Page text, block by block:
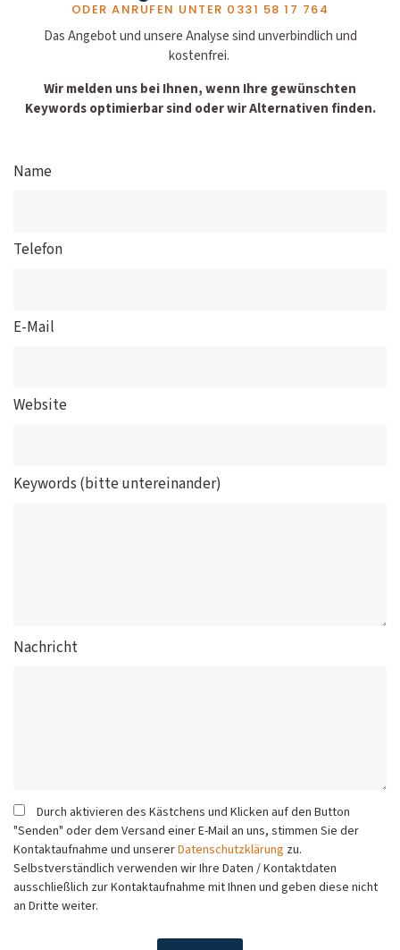
ODER ANRUFEN UNTER 0331 58 17 764
Das Angebot und unsere Analyse sind unverbindlich und
kostenfrei.
Wir melden uns bei Ihnen, wenn Ihre gewünschten
Keywords optimierbar sind oder wir Alternativen finden.
Name
Telefon
E-Mail
Website
Keywords (bitte untereinander)
Nachricht
Durch aktivieren des Kästchens und Klicken auf den Button
"Senden" oder dem Versand einer E-Mail an uns, stimmen Sie der
Kontaktaufnahme und unsererDatenschutzklärung zu.
Selbstverständlich verwenden wir Ihre Daten / Kontaktdaten
ausschließlich zur Kontaktaufnahme mit Ihnen und geben diese nicht
an Dritte weiter.